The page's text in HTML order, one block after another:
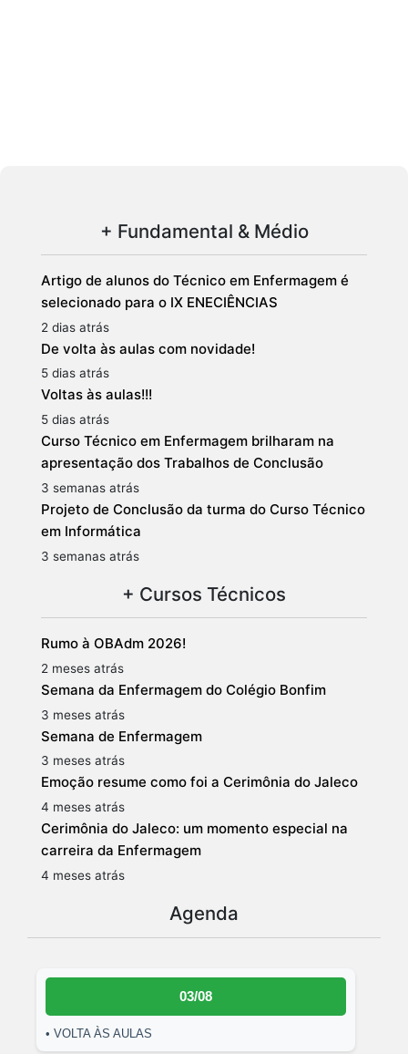
+ Fundamental & Médio
Artigo de alunos do Técnico em Enfermagem é
selecionado para o IX ENECIÊNCIAS
2 dias atrás
De volta às aulas com novidade!
5 dias atrás
Voltas às aulas!!!
5 dias atrás
Curso Técnico em Enfermagem brilharam na
apresentação dos Trabalhos de Conclusão
3 semanas atrás
Projeto de Conclusão da turma do Curso Técnico
em Informática
3 semanas atrás
+ Cursos Técnicos
Rumo à OBAdm 2026!
2 meses atrás
Semana da Enfermagem do Colégio Bonfim
3 meses atrás
Semana de Enfermagem
3 meses atrás
Emoção resume como foi a Cerimônia do Jaleco
4 meses atrás
Cerimônia do Jaleco: um momento especial na
carreira da Enfermagem
4 meses atrás
Agenda
03/08
• VOLTA ÀS AULAS